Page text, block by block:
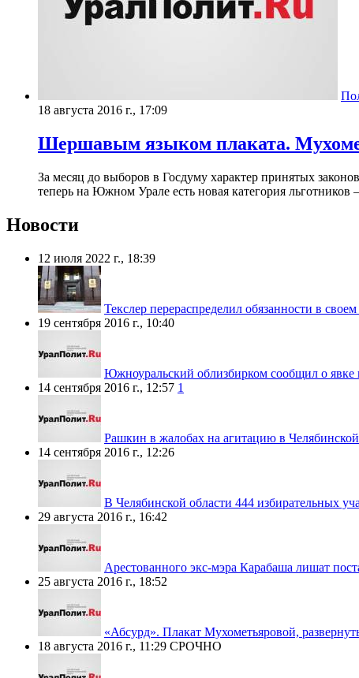
18 августа 2016 г., 17:09
Шершавым языком плаката.
​За месяц до выборов в Госдуму характер принятых
теперь на Южном Урале есть новая категория
Новости
12 июля 2022 г., 18:39
Текслер перераспределил обязанности в
19 сентября 2016 г., 10:40
Южноуральский облизбирком сообщил о явке
14 сентября 2016 г., 12:57 1
Рашкин в жалобах на агитацию в
14 сентября 2016 г., 12:26
В Челябинской области 444 избирательных
29 августа 2016 г., 16:42
Арестованного экс-мэра Карабаша лишат
25 августа 2016 г., 18:52
«Абсурд». Плакат Мухометьяровой,
18 августа 2016 г., 11:29 СРОЧНО